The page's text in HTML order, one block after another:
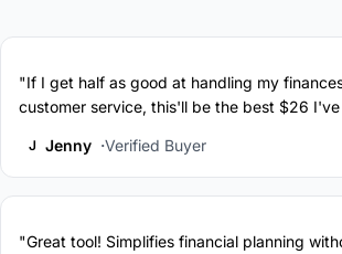
"If I get half as good at handling my
customer service, this'll be the best $26
J Jenny Verified Buyer
"Great tool! Simplifies financial planning